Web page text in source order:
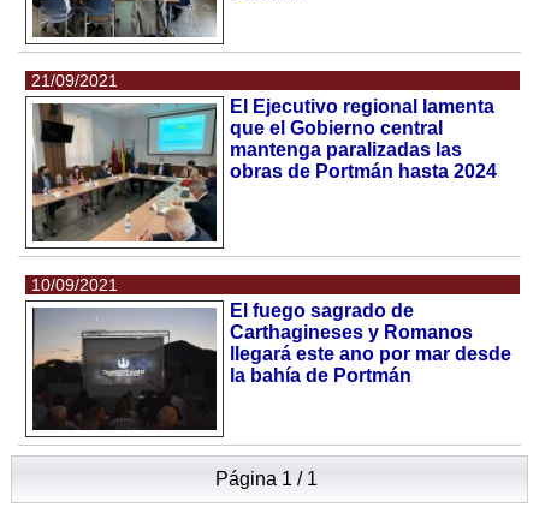
21/09/2021
El Ejecutivo regional lamenta
que el Gobierno central
mantenga paralizadas las
obras de Portmán hasta 2024
10/09/2021
El fuego sagrado de
Carthagineses y Romanos
llegará este ano por mar desde
la bahía de Portmán
Página 1 / 1